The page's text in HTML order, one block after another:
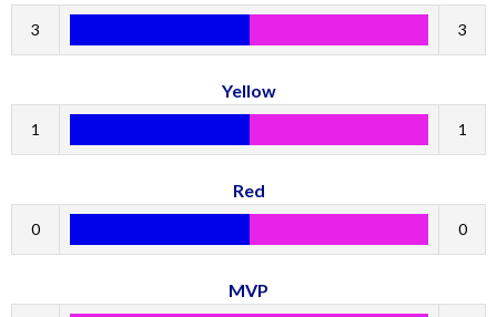
3 3
Yellow
1 1
Red
0 0
MVP